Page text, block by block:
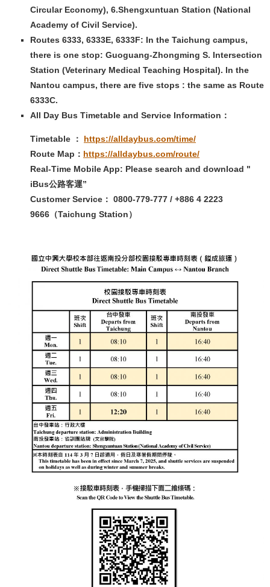
Circular Economy), 6.Shengxuntuan Station (National
Academy of Civil Service).
Routes 6333, 6333E, 6333F: In the Taichung campus,
there is one stop: Guoguang-Zhongming S. Intersection
Station (Veterinary Medical Teaching Hospital). In the
Nantou campus, there are five stops : the same as Route
6333C.
All Day Bus Timetable and Service Information ：
Timetable ： https://alldaybus.com/time/
Route Map： https://alldaybus.com/route/
Real-Time Mobile App: Please search and download "
iBus公路客運”
Customer Service： 0800-779-777 / +886 4 2223
9666（Taichung Station）